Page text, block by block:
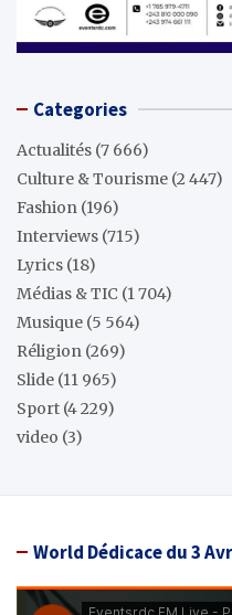
Categories
Actualités (7 666)
Culture & Tourisme (2 447)
Fashion (196)
Interviews (715)
Lyrics (18)
Médias & TIC (1 704)
Musique (5 564)
Réligion (269)
Slide (11 965)
Sport (4 229)
video (3)
World Dédicace du 3